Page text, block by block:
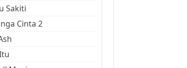
Sakiti
Cinta 2